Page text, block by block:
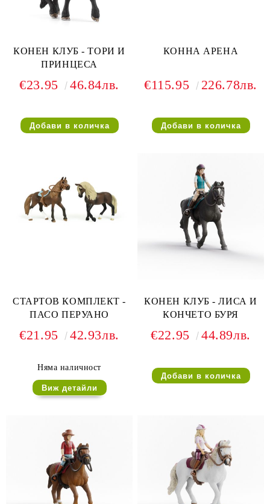
КОНЕН КЛУБ - ТОРИ И
ПРИНЦЕСА
€23.95 46.84лв.
КОННА АРЕНА
€115.95 226.78лв.
СТАРТОВ КОМПЛЕКТ -
ПАСО ПЕРУАНО
€21.95 42.93лв.
Няма наличност
Виж детайли
КОНЕН КЛУБ - ЛИСА И
КОНЧЕТО БУРЯ
€22.95 44.89лв.